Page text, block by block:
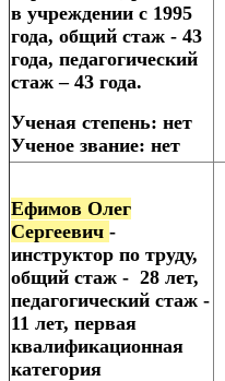
в учреждении с 1995
года, общий стаж - 43
года, педагогический
стаж – 43 года.
Ученая степень: нет
Ученое звание: нет
Ефимов Олег
Сергеевич -
инструктор по труду,
общий стаж - 28 лет,
педагогический стаж -
11 лет, первая
квалификационная
категория